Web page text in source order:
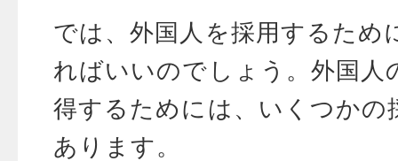
では、外国人を採用するため
ればいいのでしょう。外国人
得するためには、いくつかの
あります。